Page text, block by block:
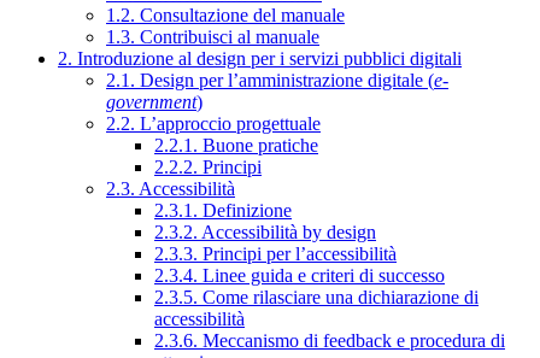
1.2. Consultazione del manuale
1.3. Contribuisci al manuale
2. Introduzione al design per i servizi pubblici digitali
2.1. Design per l’amministrazione digitale (e-
government)
2.2. L’approccio progettuale
2.2.1. Buone pratiche
2.2.2. Principi
2.3. Accessibilità
2.3.1. Definizione
2.3.2. Accessibilità by design
2.3.3. Principi per l’accessibilità
2.3.4. Linee guida e criteri di successo
2.3.5. Come rilasciare una dichiarazione di
accessibilità
2.3.6. Meccanismo di feedback e procedura di